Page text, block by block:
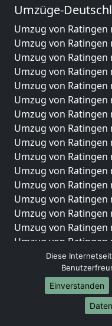
Umzüge-
Umzug von Ratingen
Umzug von
Umzug von Ratingen
Umzug von Ratingen
Umzug von
Umzug von
Umzug von
Umzug von Ratingen
Umzug von
Umzug von Ratingen
Umzug von Ratingen
Umzug von Ratingen
Umzug von Ratingen
Umzug von
Umzug von Ratingen
Umzug von Ratingen
Umzug von
Umzug von
Umzug von
Umzug von
Diese
Einverstanden